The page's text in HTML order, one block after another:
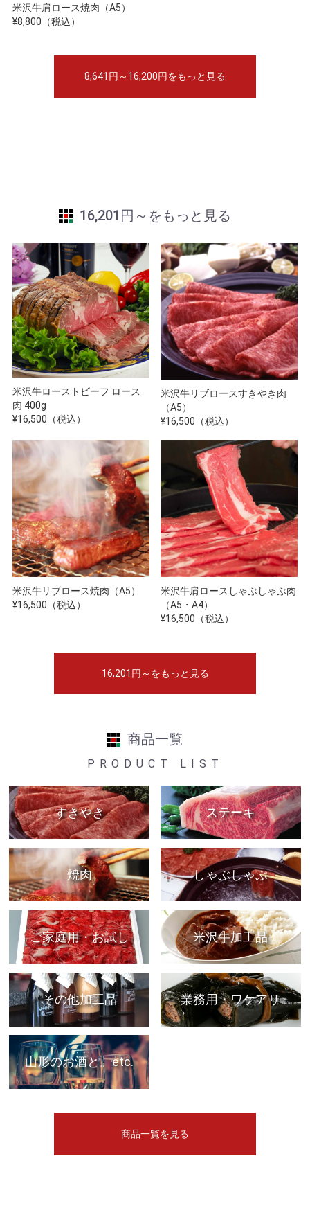
米沢牛肩ロース焼肉（A5）
¥8,800（税込）
8,641円～16,200円をもっと見る
16,201円～をもっと見る
米沢牛ローストビーフ ロース
肉 400g
¥16,500（税込）
米沢牛リブロースすきやき肉
（A5）
¥16,500（税込）
米沢牛リブロース焼肉（A5）
¥16,500（税込）
米沢牛肩ロースしゃぶしゃぶ肉
（A5・A4）
¥16,500（税込）
16,201円～をもっと見る
商品一覧
PRODUCT LIST
すきやき ステーキ
焼肉 しゃぶしゃぶ
ご家庭用・お試し 米沢牛加工品
その他加工品 業務用・ワケアリ
山形のお酒と。etc.
商品一覧を見る